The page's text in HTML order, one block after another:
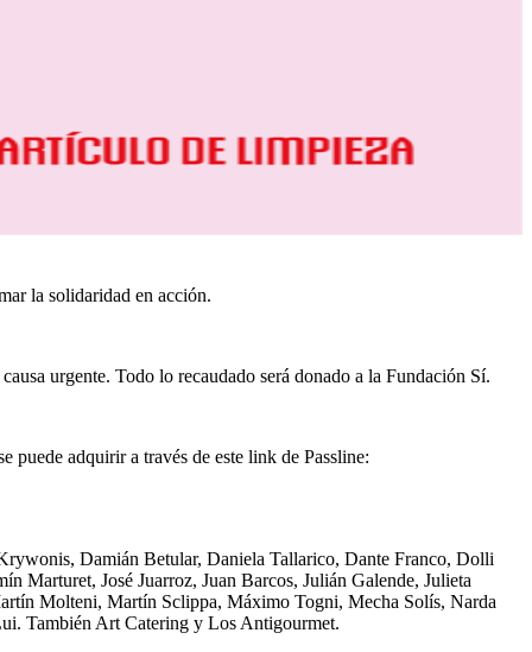
la solidaridad en acción.
urgente. Todo lo recaudado será donado a la Fundación Sí.
puede adquirir a través de este link de Passline:
Damián Betular, Daniela Tallarico, Dante Franco, Dolli
Marturet, José Juarroz, Juan Barcos, Julián Galende, Julieta
Molteni, Martín Sclippa, Máximo Togni, Mecha Solís, Narda
También Art Catering y Los Antigourmet.